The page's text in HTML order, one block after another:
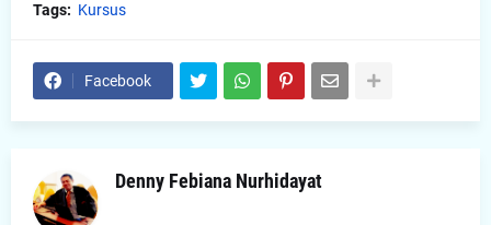
Tags: Kursus
Facebook
Denny Febiana Nurhidayat